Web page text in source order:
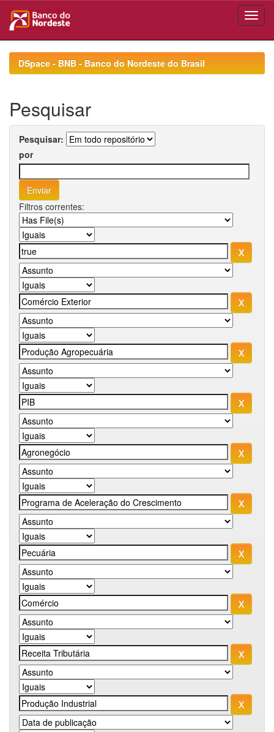
navigationDSpace - BNB - Banco do Nordeste do Brasil
Pesquisar
Pesquisar:
por
Filtros correntes: